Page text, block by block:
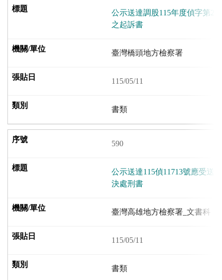
公示送達調股115年度偵字第
之起訴書
臺灣橋頭地方檢察署
115/05/11
書類
590
公示送達115偵11713號應受送
決處刑書
臺灣高雄地方檢察署_文書科
115/05/11
書類